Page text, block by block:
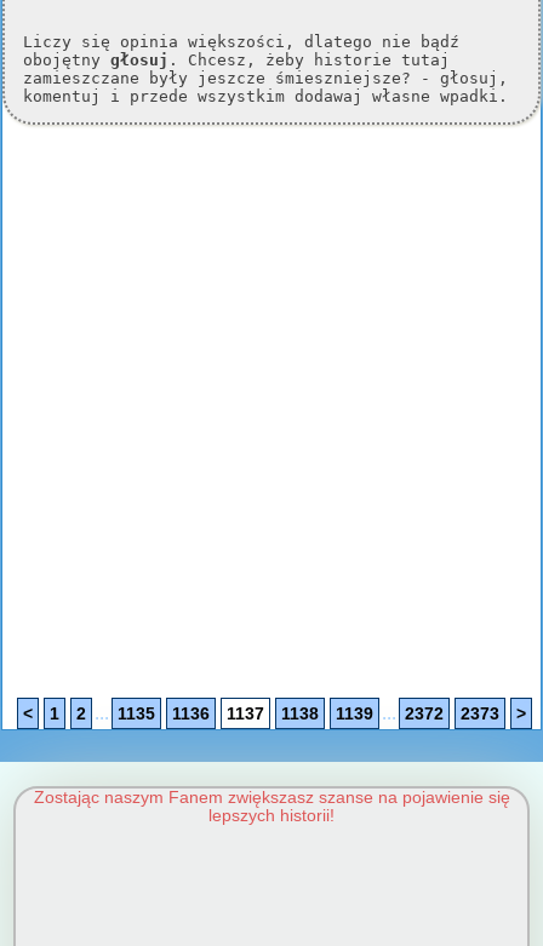
Liczy się opinia większości, dlatego nie bądź
obojętny głosuj . Chcesz, żeby historie tutaj
zamieszczane były jeszcze śmieszniejsze? - głosuj,
komentuj i przede wszystkim dodawaj własne wpadki.
< 1 2 ... 1135 1136 1137 1138 1139 ... 2372 2373 >
Zostając naszym Fanem zwiększasz szanse na pojawienie się
lepszych historii!